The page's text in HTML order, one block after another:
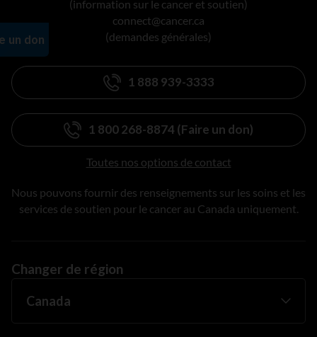
(information sur le cancer et soutien)
connect@cancer.ca
(demandes générales)
1 888 939-3333
1 800 268-8874 (Faire un don)
Toutes nos options de contact
Nous pouvons fournir des renseignements sur les soins et les
services de soutien pour le cancer au Canada uniquement.
Changer de région